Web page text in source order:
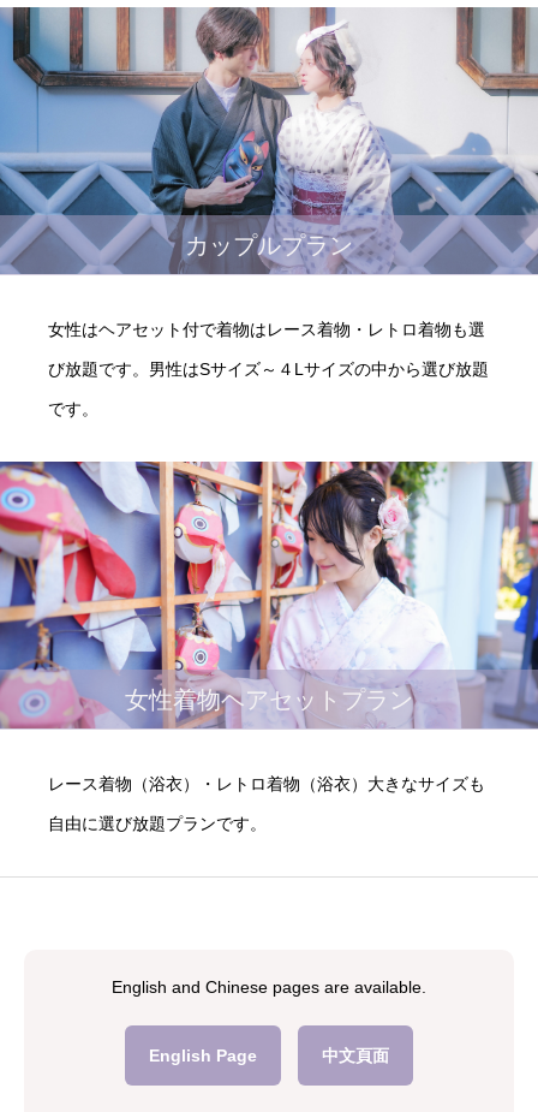
カップルプラン
女性はヘアセット付で着物はレース着物・レトロ着物も選
び放題です。男性はSサイズ～４Lサイズの中から選び放題
です。
女性着物ヘアセットプラン
レース着物（浴衣）・レトロ着物（浴衣）大きなサイズも
自由に選び放題プランです。
English and Chinese pages are available.
English Page 中文頁面